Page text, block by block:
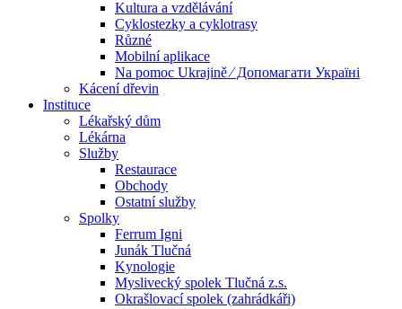
Kultura a vzdělávání
Cyklostezky a cyklotrasy
Různé
Mobilní aplikace
Na pomoc Ukrajině ⁄ Допомагати Україні
Kácení dřevin
Instituce
Lékařský dům
Lékárna
Služby
Restaurace
Obchody
Ostatní služby
Spolky
Ferrum Igni
Junák Tlučná
Kynologie
Myslivecký spolek Tlučná z.s.
Okrašlovací spolek (zahrádkáři)